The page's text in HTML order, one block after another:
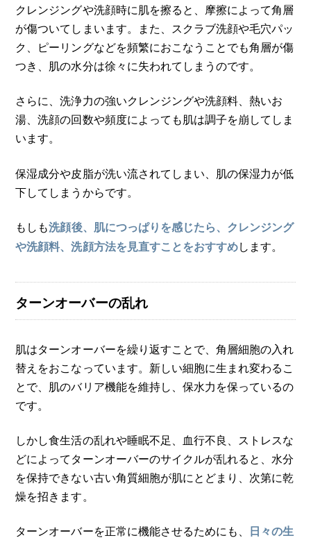
クレンジングや洗顔時に肌を擦ると、摩擦によって角層
が傷ついてしまいます。また、スクラブ洗顔や毛穴パッ
ク、ピーリングなどを頻繁におこなうことでも角層が傷
つき、肌の水分は徐々に失われてしまうのです。
さらに、洗浄力の強いクレンジングや洗顔料、熱いお
湯、洗顔の回数や頻度によっても肌は調子を崩してしま
います。
保湿成分や皮脂が洗い流されてしまい、肌の保湿力が低
下してしまうからです。
もしも洗顔後、肌につっぱりを感じたら、クレンジング
や洗顔料、洗顔方法を見直すことをおすすめします。
ターンオーバーの乱れ
肌はターンオーバーを繰り返すことで、角層細胞の入れ
替えをおこなっています。新しい細胞に生まれ変わるこ
とで、肌のバリア機能を維持し、保水力を保っているの
です。
しかし食生活の乱れや睡眠不足、血行不良、ストレスな
どによってターンオーバーのサイクルが乱れると、水分
を保持できない古い角質細胞が肌にとどまり、次第に乾
燥を招きます。
ターンオーバーを正常に機能させるためにも、 日々の生